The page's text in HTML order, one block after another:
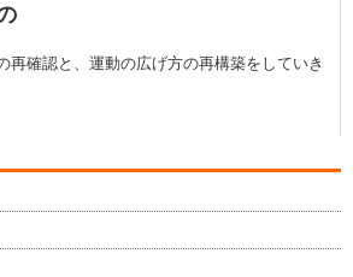
再確認と、運動の広げ方の再構築をしていき